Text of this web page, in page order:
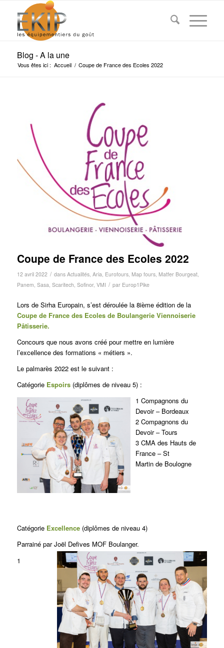
Blog - A la une
Vous êtes ici : Accueil / Coupe de France des Ecoles 2022
Coupe de France des Ecoles 2022
12 avril 2022 / dans Actualités, Aria, Eurofours, Map fours, Matfer Bourgeat,
Panem, Sasa, Scaritech, Sofinor, VMI / par Europ1Pike
Lors de Sirha Europain, s’est déroulée la 8ième édition de la
Coupe de France des Ecoles de Boulangerie Viennoiserie
Pâtisserie.
Concours que nous avons créé pour mettre en lumière
l’excellence des formations « métiers ».
Le palmarès 2022 est le suivant :
Catégorie Espoirs(diplômes de niveau 5) :
1 Compagnons du
Devoir – Bordeaux
2 Compagnons du
Devoir – Tours
3 CMA des Hauts de
France – St
Martin de Boulogne
Catégorie Excellence(diplômes de niveau 4)
Parrainé par Joël Defives MOF Boulanger.
1